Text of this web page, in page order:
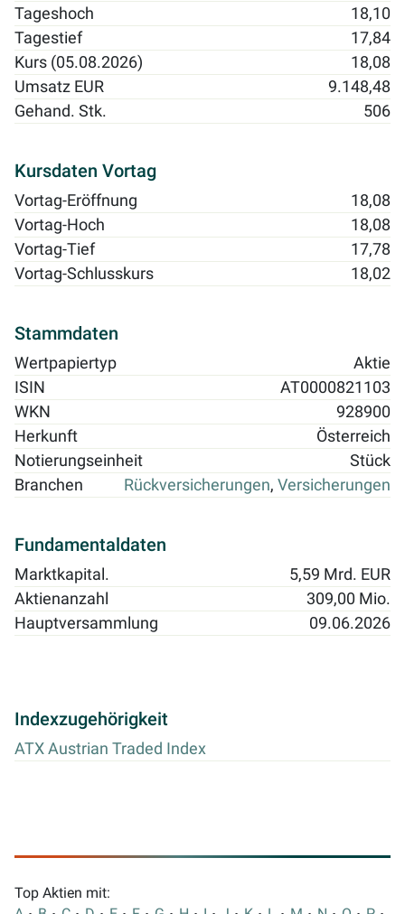
Tageshoch
18,10
Tagestief
17,84
Kurs (05.08.2026)
18,08
Umsatz EUR
9.148,48
Gehand. Stk.
506
Kursdaten Vortag
Vortag-Eröffnung
18,08
Vortag-Hoch
18,08
Vortag-Tief
17,78
Vortag-Schlusskurs
18,02
Stammdaten
Wertpapiertyp
Aktie
ISIN
AT0000821103
WKN
928900
Herkunft
Österreich
Notierungseinheit
Stück
Branchen
Rückversicherungen, Versicherungen
Fundamentaldaten
Marktkapital.
5,59 Mrd. EUR
Aktienanzahl
309,00 Mio.
Hauptversammlung
09.06.2026
Indexzugehörigkeit
ATX Austrian Traded Index
Top Aktien mit: